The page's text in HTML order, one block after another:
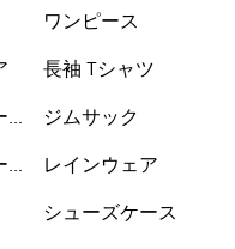
ワンピース
長袖 Tシャツ
ジムサック
レインウェア
シューズケース